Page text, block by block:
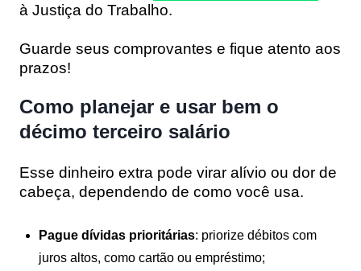
à Justiça do Trabalho.
Guarde seus comprovantes e fique atento aos
prazos!
Como planejar e usar bem o
décimo terceiro salário
Esse dinheiro extra pode virar alívio ou dor de
cabeça, dependendo de como você usa.
Pague dívidas prioritárias: priorize débitos com
juros altos, como cartão ou empréstimo;